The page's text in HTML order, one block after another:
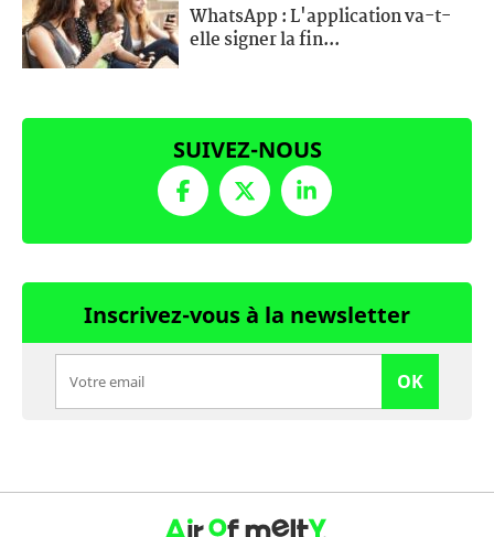
WhatsApp : L'application va-t-
elle signer la fin...
SUIVEZ-NOUS
Inscrivez-vous à la newsletter
OK